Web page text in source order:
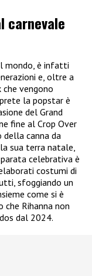
carnevale
mondo, è infatti
e, oltre a
che vengono
la popstar è
del Grand
fine al Crop Over
della canna da
sua terra natale,
celebrativa è
costumi di
sfoggiando un
come si è
Rihanna non
dal 2024.